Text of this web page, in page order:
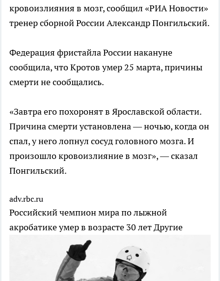
кровоизлияния в мозг, сообщил «РИА Новости»
тренер сборной России Александр Понгильский.
Федерация фристайла России накануне
сообщила, что Кротов умер 25 марта, причины
смерти не сообщались.
«Завтра его похоронят в Ярославской области.
Причина смерти установлена — ночью, когда он
спал, у него лопнул сосуд головного мозга. И
произошло кровоизлияние в мозг», — сказал
Понгильский.
adv.rbc.ru
Российский чемпион мира по лыжной
акробатике умер в возрасте 30 летДругие